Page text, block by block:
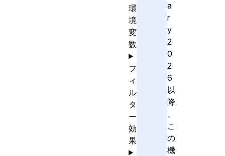
a
r
y
2
0
2
6
以
降
、
こ
の
機
環
境
変
数
フ
ィ
ル
タ
ー
効
果